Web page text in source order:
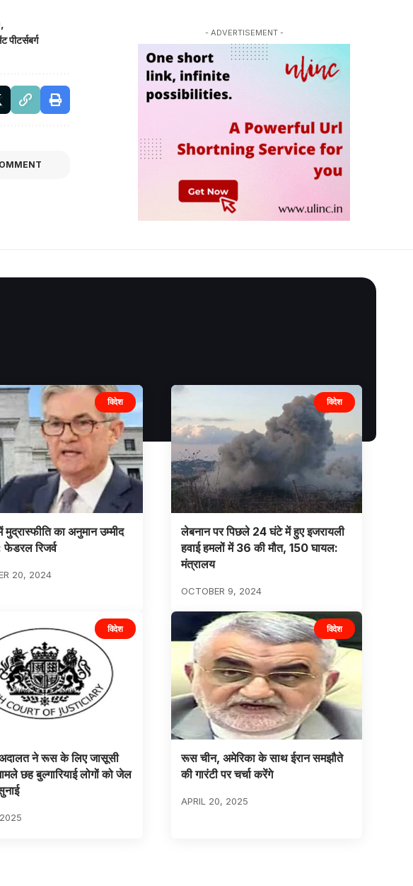
पीटर्सबर्ग
- ADVERTISEMENT -
विदेश
मुद्रास्फीति का अनुमान उम्मीद
रिजर्व
20, 2024
विदेश
लेबनान पर पिछले 24 घंटे में हुए इजरायली
हवाई हमलों में 36 की मौत, 150 घायल:
मंत्रालय
OCTOBER 9, 2024
विदेश
ने रूस के लिए जासूसी
छह बुल्गारियाई लोगों को जेल
विदेश
रूस चीन, अमेरिका के साथ ईरान समझौते
की गारंटी पर चर्चा करेंगे
APRIL 20, 2025